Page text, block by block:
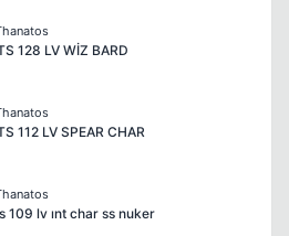
WTS 128 LV WİZ BARD
WTS 112 LV SPEAR CHAR
109 lv ınt char ss nuker